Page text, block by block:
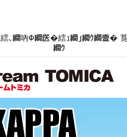
繧､繝吶Φ繝医�繧ｭ繝｣繝ｳ繝壹�
繝ｳ